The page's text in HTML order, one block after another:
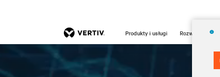
Produkty i usługi Rozwiązania